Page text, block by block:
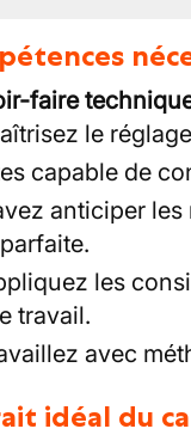
faire
le
capable de
anticiper
les
travail.
avec
idéal du